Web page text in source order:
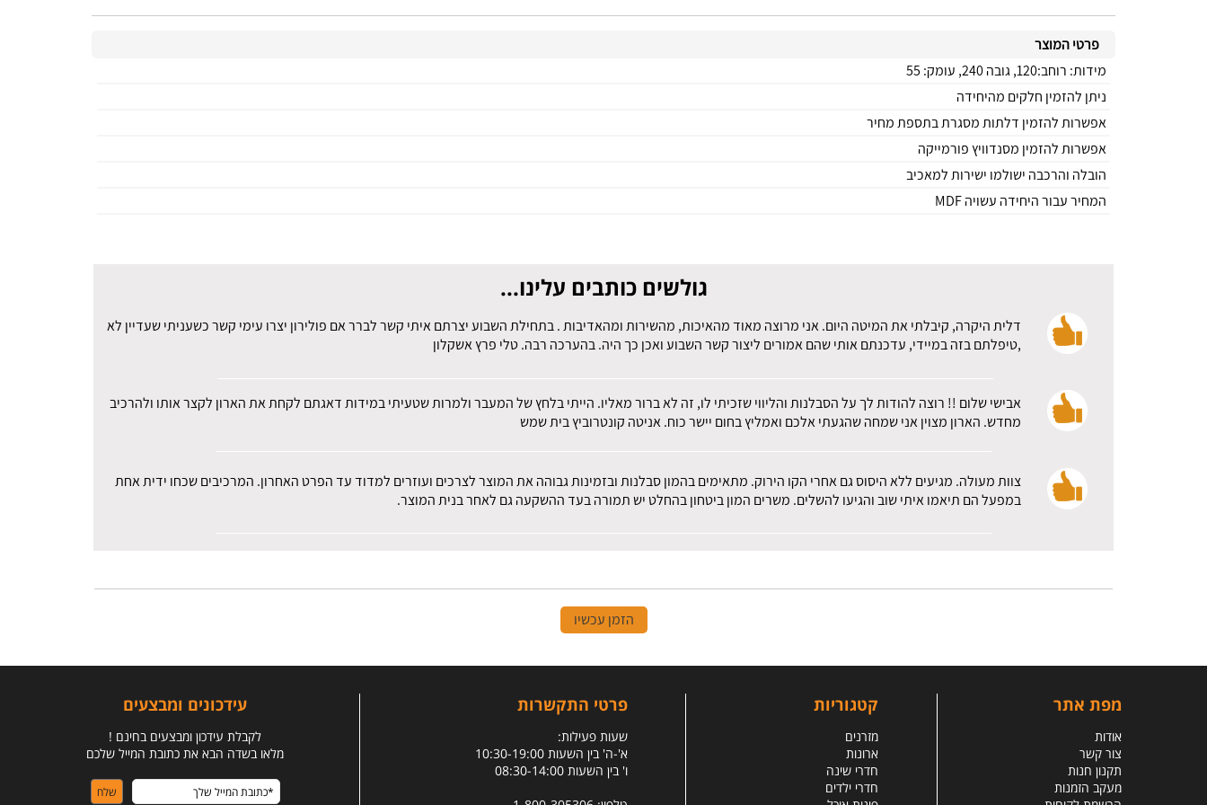
פרטי המוצר
מידות: רוחב:120, גובה 240, עומק: 55
ניתן להזמין חלקים מהיחידה
אפשרות להזמין דלתות מסגרת בתספת מחיר
אפשרות להזמין מסנדוויץ פורמייקה
הובלה והרכבה ישולמו ישירות למאכיב
המחיר עבור היחידה עשויה MDF
גולשים כותבים עלינו...
דלית היקרה, קיבלתי את המיטה היום. אני מרוצה מאוד מהאיכות, מהשירות ומהאדיבות . בתחילת השבוע יצרתם איתי קשר לברר אם פולירון יצרו עימי קשר כשעניתי שעדיין לא
,טיפלתם בזה במיידי, עדכנתם אותי שהם אמורים ליצור קשר השבוע ואכן כך היה. בהערכה רבה. טלי פרץ אשקלון
אבישי שלום !! רוצה להודות לך על הסבלנות והליווי שזכיתי לו, זה לא ברור מאליו. הייתי בלחץ של המעבר ולמרות שטעיתי במידות דאגתם לקחת את הארון לקצר אותו ולהרכיב
מחדש. הארון מצוין אני שמחה שהגעתי אלכם ואמליץ בחום יישר כוח. אניטה קונטרוביץ בית שמש
צוות מעולה. מגיעים ללא היסוס גם אחרי הקו הירוק. מתאימים בהמון סבלנות ובזמינות גבוהה את המוצר לצרכים ועוזרים למדוד עד הפרט האחרון. המרכיבים שכחו ידית אחת
במפעל הם תיאמו איתי שוב והגיעו להשלים. משרים המון ביטחון בהחלט יש תמורה בעד ההשקעה גם לאחר בנית המוצר.
הזמן עכשיו
מפת אתר
אודות
צור קשר
תקנון חנות
מעקב הזמנות
קטגוריות
מזרנים
ארונות
חדרי שינה
חדרי ילדים
פרטי התקשרות
שעות פעילות:
א'-ה' בין השעות 10:30-19:00
ו' בין השעות 08:30-14:00
עידכונים ומבצעים
לקבלת עידכון ומבצעים בחינם !
מלאו בשדה הבא את כתובת המייל שלכם